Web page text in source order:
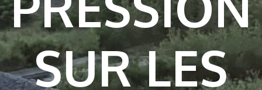
SUR LES